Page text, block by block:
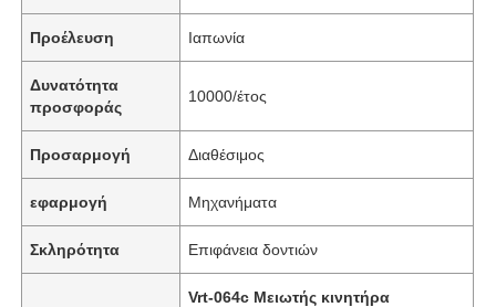
Προέλευση Ιαπωνία
Δυνατότητα
προσφοράς
10000/έτος
Προσαρμογή Διαθέσιμος
εφαρμογή Μηχανήματα
Σκληρότητα Επιφάνεια δοντιών
Vrt-064c Μειωτής κινητήρα